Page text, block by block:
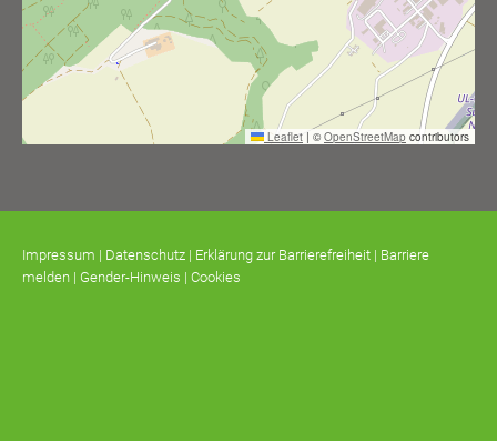
Leaflet | ©OpenStreetMap contributors
Impressum | Datenschutz | Erklärung zur Barrierefreiheit | Barriere
melden | Gender-Hinweis | Cookies